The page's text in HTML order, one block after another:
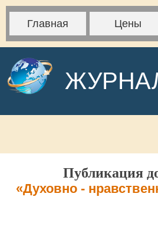
Главная Цены
Публикация
«Духовно -